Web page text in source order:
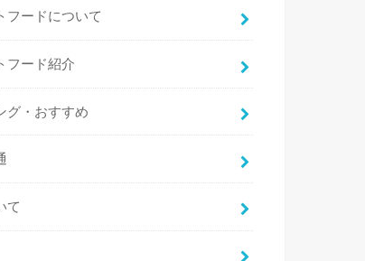
フードについて
フード紹介
グ・おすすめ
て